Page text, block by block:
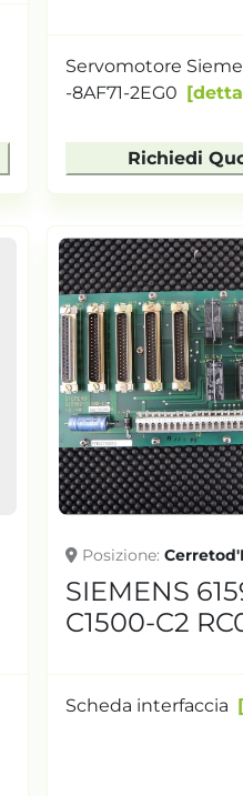
Servomotore
-8AF71-2EG0
Richiedi
Posizione
SIEMENS
C1500-C2
Scheda interfaccia